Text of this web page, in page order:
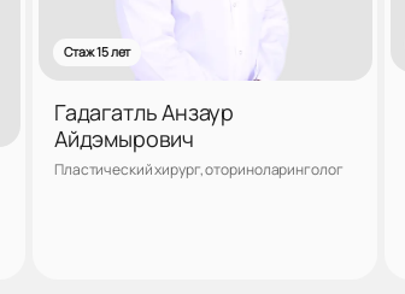
Стаж 15 лет
Гадагатль Анзаур
Айдэмырович
Пластический хирург, оториноларинголог